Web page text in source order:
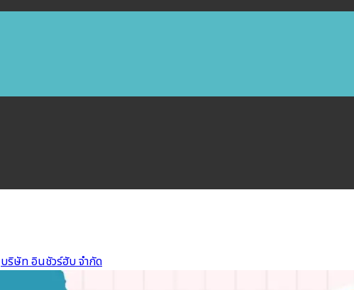
บริษัท อินชัวร์ฮับ จำกัด